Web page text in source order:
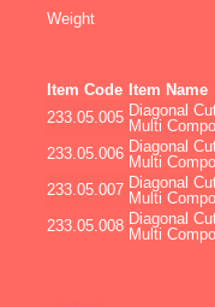
Weight
Item Code Item Name
233.05.005 Diagonal
Multi
233.05.006 Diagonal
Multi
233.05.007 Diagonal
Multi
233.05.008 Diagonal
Multi